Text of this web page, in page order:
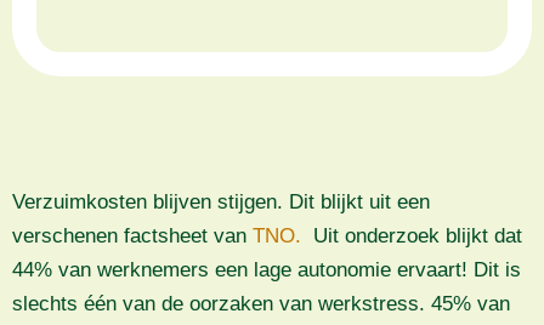
Verzuimkosten blijven stijgen. Dit blijkt uit een
verschenen factsheet van TNO. Uit onderzoek blijkt dat
44% van werknemers een lage autonomie ervaart! Dit is
slechts één van de oorzaken van werkstress. 45% van